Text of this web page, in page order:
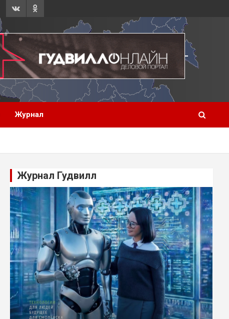
Журнал
Журнал Гудвилл